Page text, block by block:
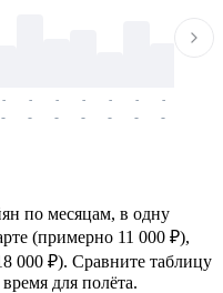
-
-
-
-
-
-
-
-
-
-
-
-
-
-
по месяцам, в одну
(примерно 11 000 ₽),
000 ₽). Сравните таблицу
для полёта.